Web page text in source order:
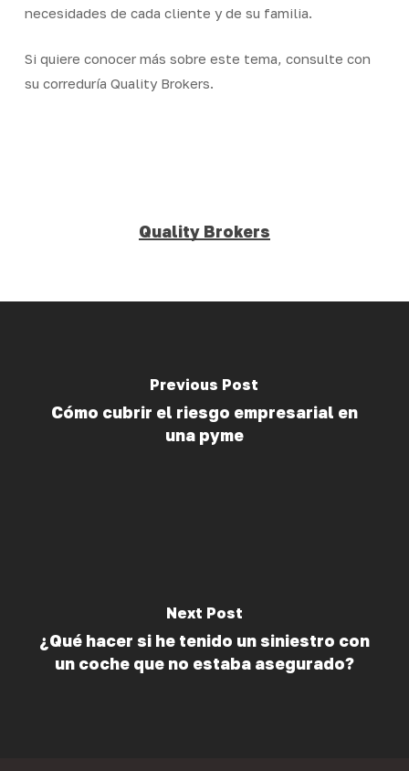
necesidades de cada cliente y de su familia.
Si quiere conocer más sobre este tema, consulte con
su correduría Quality Brokers.
Quality Brokers
Previous Post
Cómo cubrir el riesgo empresarial en
una pyme
Next Post
¿Qué hacer si he tenido un siniestro con
un coche que no estaba asegurado?